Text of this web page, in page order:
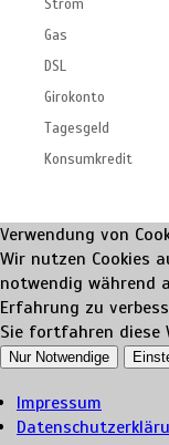
Strom
Gas
DSL
Girokonto
Tagesgeld
Konsumkredit
Verwendung von
Wir nutzen Cookies
notwendig während
Erfahrung zu
Sie fortfahren diese
Nur Notwendige
Impressum